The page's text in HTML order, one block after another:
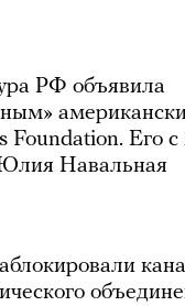
РФ объявила
Foundation. Его с
Юлия Навальная